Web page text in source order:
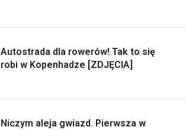
Autostrada dla rowerów! Tak to się
robi w Kopenhadze [ZDJĘCIA]
Niczym aleja gwiazd. Pierwsza w